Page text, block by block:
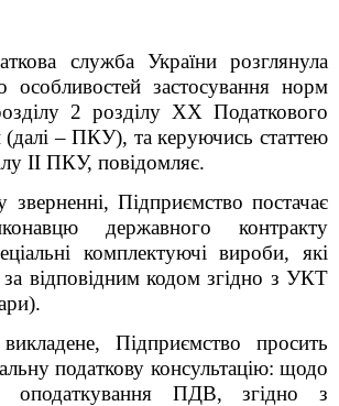
служба України розглянула
особливостей застосування норм
2 розділу XX Податкового
(далі – ПКУ), та керуючись статтею
ІІ ПКУ, повідомляє.
зверненні, Підприємство постачає
державного контракту
комплектуючі вироби, які
за відповідним кодом згідно з УКТ
Підприємство просить
податкову консультацію: щодо
оподаткування ПДВ, згідно з